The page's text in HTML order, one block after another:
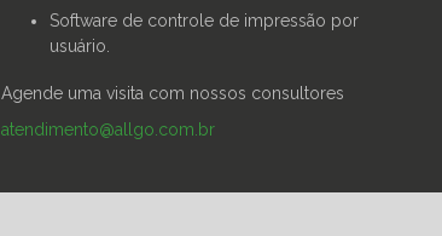
Software de controle de impressão por
usuário.
Agende uma visita com nossos consultores
atendimento@allgo.com.br